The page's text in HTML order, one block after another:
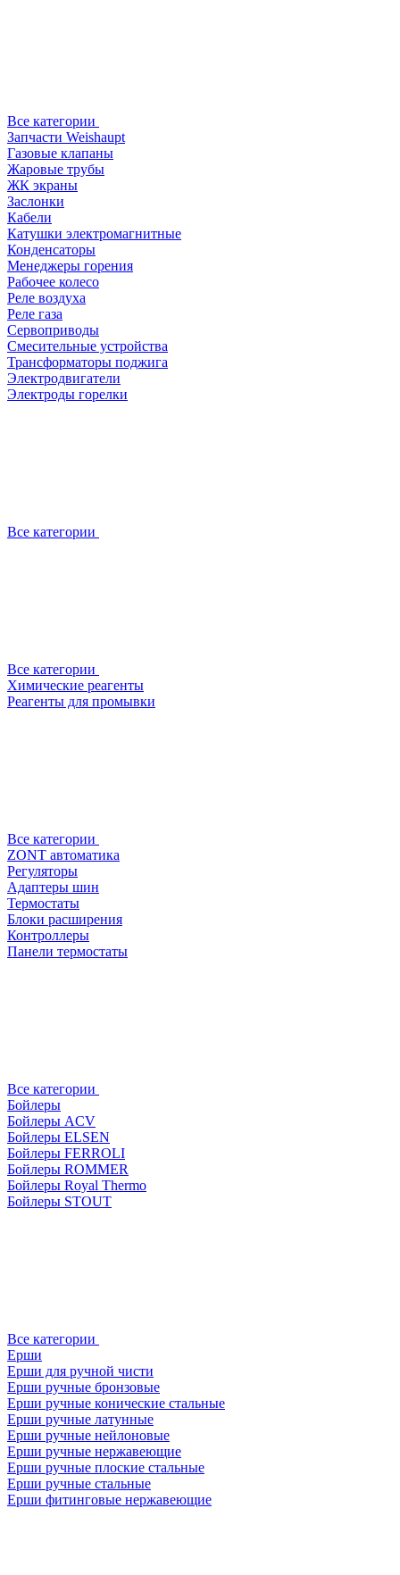
Все категории
Запчасти Weishaupt
Газовые клапаны
Жаровые трубы
ЖК экраны
Заслонки
Кабели
Катушки электромагнитные
Конденсаторы
Менеджеры горения
Рабочее колесо
Реле воздухa
Реле газа
Сервоприводы
Смесительные устройства
Трансформаторы поджига
Электродвигатели
Электроды горелки
Все категории
Все категории
Химические реагенты
Реагенты для промывки
Все категории
ZONT автоматика
Регуляторы
Адаптеры шин
Термостаты
Блоки расширения
Контроллеры
Панели термостаты
Все категории
Бойлеры
Бойлеры ACV
Бойлеры ELSEN
Бойлеры FERROLI
Бойлеры ROMMER
Бойлеры Royal Thermo
Бойлеры STOUT
Все категории
Ерши
Ерши для ручной чисти
Ерши ручные бронзовые
Ерши ручные конические стальные
Ерши ручные латунные
Ерши ручные нейлоновые
Ерши ручные нержавеющие
Ерши ручные плоские стальные
Ерши ручные стальные
Ерши фитинговые нержавеющие